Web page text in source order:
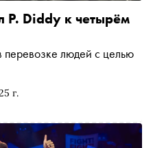
г.
Diddy к четырём
перевозке людей с целью